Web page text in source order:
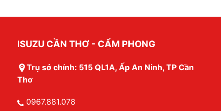
ISUZU CẦN THƠ - CẨM PHONG
Trụ sở chính: 515 QL1A, Ấp An Ninh, TP Cần
Thơ
0967.881.078